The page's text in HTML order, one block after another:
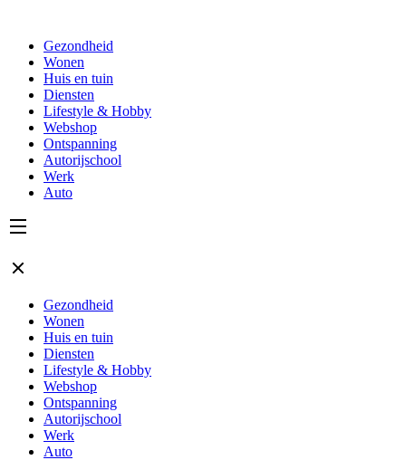
Gezondheid
Wonen
Huis en tuin
Diensten
Lifestyle & Hobby
Webshop
Ontspanning
Autorijschool
Werk
Auto
Gezondheid
Wonen
Huis en tuin
Diensten
Lifestyle & Hobby
Webshop
Ontspanning
Autorijschool
Werk
Auto